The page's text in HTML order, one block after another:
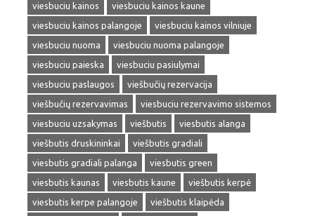
viesbuciu kainos
viesbuciu kainos kaune
viesbuciu kainos palangoje
viesbuciu kainos vilniuje
viesbuciu nuoma
viesbuciu nuoma palangoje
viesbuciu paieska
viesbuciu pasiulymai
viesbuciu paslaugos
viešbučių rezervacija
viešbučių rezervavimas
viesbuciu rezervavimo sistemos
viesbuciu uzsakymas
viešbutis
viesbutis alanga
viešbutis druskininkai
viešbutis gradiali
viesbutis gradiali palanga
viesbutis green
viesbutis kaunas
viesbutis kaune
viešbutis kerpė
viesbutis kerpe palangoje
viešbutis klaipėda